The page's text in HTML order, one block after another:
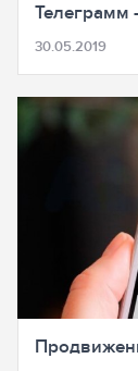
Телеграмм
30.05.2019